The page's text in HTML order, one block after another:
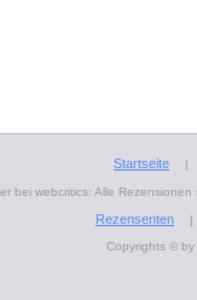
Startseite |
bei webcritics: Alle
Rezensenten
|
Copyrights © by